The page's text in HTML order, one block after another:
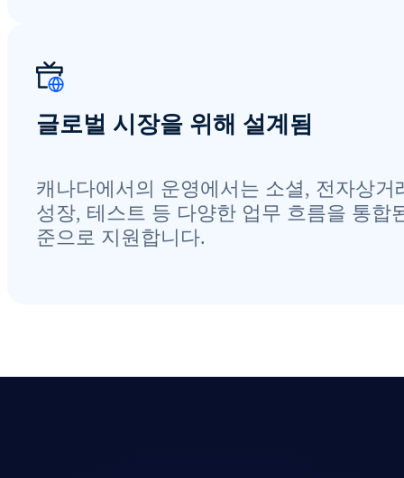
글로벌 시장을 위해 설계됨
캐나다에서의 운영에서는 소셜, 전자상거
성장, 테스트 등 다양한 업무 흐름을 통합
준으로 지원합니다.